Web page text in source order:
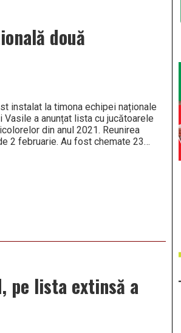
două
instalat la timona echipei naționale
a anunțat lista cu jucătoarele
din anul 2021. Reunirea
2 februarie. Au fost chemate 23…
pe lista extinsă a